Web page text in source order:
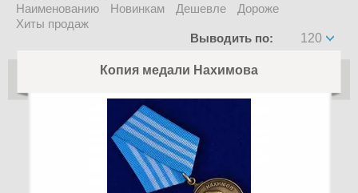
Наименованию
Новинкам Дешевле
Дороже
Хиты продаж
Выводить по:
120
Копия медали Нахимова